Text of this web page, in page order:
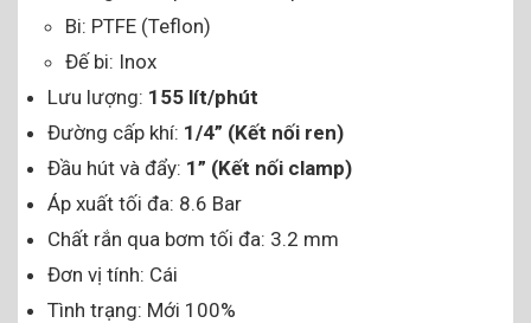
Bi: PTFE (Teflon)
Đế bi: Inox
Lưu lượng: 155 lít/phút
Đường cấp khí: 1/4” (Kết nối ren)
Đầu hút và đẩy: 1” (Kết nối clamp)
Áp xuất tối đa: 8.6 Bar
Chất rắn qua bơm tối đa: 3.2 mm
Đơn vị tính: Cái
Tình trạng: Mới 100%